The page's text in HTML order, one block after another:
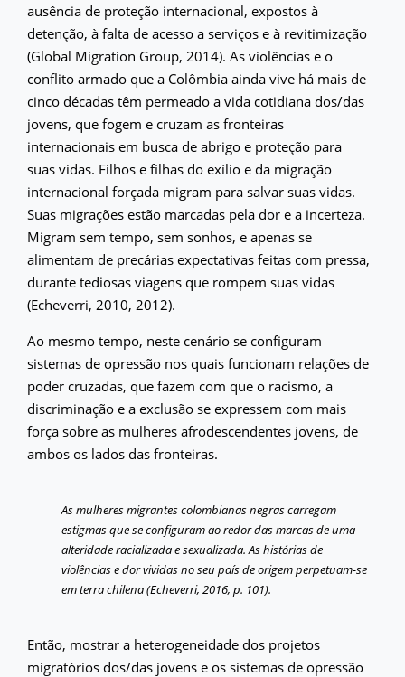
ausência de proteção internacional, expostos à
detenção, à falta de acesso a serviços e à revitimização
(Global Migration Group, 2014). As violências e o
conflito armado que a Colômbia ainda vive há mais de
cinco décadas têm permeado a vida cotidiana dos/das
jovens, que fogem e cruzam as fronteiras
internacionais em busca de abrigo e proteção para
suas vidas. Filhos e filhas do exílio e da migração
internacional forçada migram para salvar suas vidas.
Suas migrações estão marcadas pela dor e a incerteza.
Migram sem tempo, sem sonhos, e apenas se
alimentam de precárias expectativas feitas com pressa,
durante tediosas viagens que rompem suas vidas
(Echeverri, 2010, 2012).
Ao mesmo tempo, neste cenário se configuram
sistemas de opressão nos quais funcionam relações de
poder cruzadas, que fazem com que o racismo, a
discriminação e a exclusão se expressem com mais
força sobre as mulheres afrodescendentes jovens, de
ambos os lados das fronteiras.
As mulheres migrantes colombianas negras carregam
estigmas que se configuram ao redor das marcas de uma
alteridade racializada e sexualizada. As histórias de
violências e dor vividas no seu país de origem perpetuam-se
em terra chilena (Echeverri, 2016, p. 101).
Então, mostrar a heterogeneidade dos projetos
migratórios dos/das jovens e os sistemas de opressão